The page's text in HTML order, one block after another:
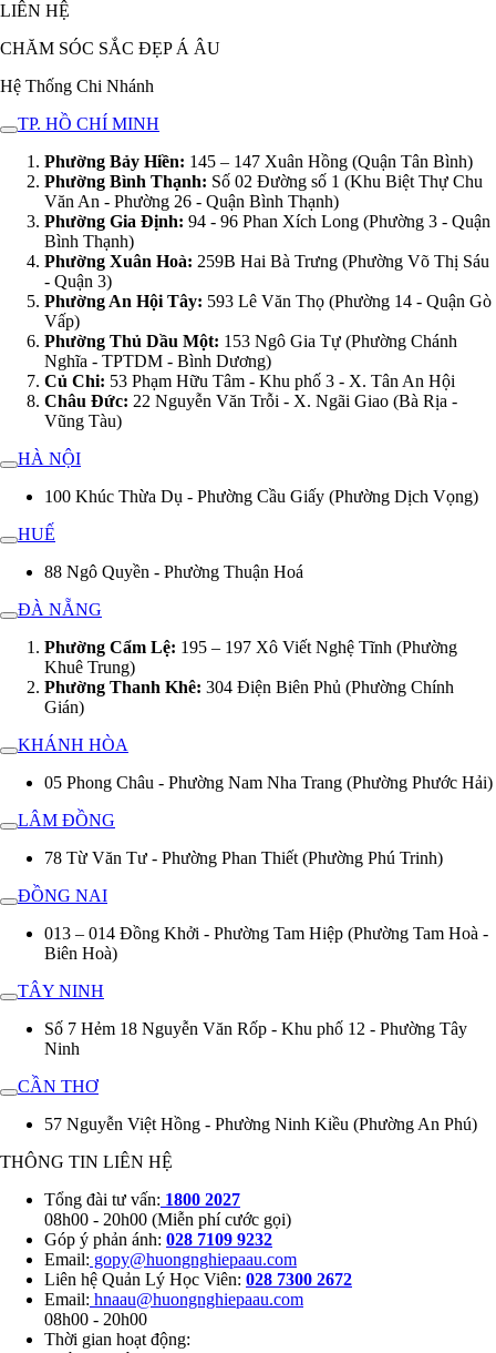
LIÊN HỆ
CHĂM SÓC SẮC ĐẸP Á ÂU
Hệ Thống Chi Nhánh
TP. HỒ CHÍ MINH
Phường Bảy Hiền: 145 – 147 Xuân Hồng (Quận Tân Bình)
Phường Bình Thạnh: Số 02 Đường số 1 (Khu Biệt Thự Chu
Văn An - Phường 26 - Quận Bình Thạnh)
Phường Gia Định: 94 - 96 Phan Xích Long (Phường 3 - Quận
Bình Thạnh)
Phường Xuân Hoà: 259B Hai Bà Trưng (Phường Võ Thị Sáu
- Quận 3)
Phường An Hội Tây: 593 Lê Văn Thọ (Phường 14 - Quận Gò
Vấp)
Phường Thủ Dầu Một: 153 Ngô Gia Tự (Phường Chánh
Nghĩa - TPTDM - Bình Dương)
Củ Chi: 53 Phạm Hữu Tâm - Khu phố 3 - X. Tân An Hội
Châu Đức: 22 Nguyễn Văn Trỗi - X. Ngãi Giao (Bà Rịa -
Vũng Tàu)
HÀ NỘI
100 Khúc Thừa Dụ - Phường Cầu Giấy (Phường Dịch Vọng)
HUẾ
88 Ngô Quyền - Phường Thuận Hoá
ĐÀ NẴNG
Phường Cẩm Lệ: 195 – 197 Xô Viết Nghệ Tĩnh (Phường
Khuê Trung)
Phường Thanh Khê: 304 Điện Biên Phủ (Phường Chính
Gián)
KHÁNH HÒA
05 Phong Châu - Phường Nam Nha Trang (Phường Phước Hải)
LÂM ĐỒNG
78 Từ Văn Tư - Phường Phan Thiết (Phường Phú Trinh)
ĐỒNG NAI
013 – 014 Đồng Khởi - Phường Tam Hiệp (Phường Tam Hoà -
Biên Hoà)
TÂY NINH
Số 7 Hẻm 18 Nguyễn Văn Rốp - Khu phố 12 - Phường Tây
Ninh
CẦN THƠ
57 Nguyễn Việt Hồng - Phường Ninh Kiều (Phường An Phú)
THÔNG TIN LIÊN HỆ
Tổng đài tư vấn: 1800 2027
08h00 - 20h00 (Miễn phí cước gọi)
Góp ý phản ánh: 028 7109 9232
Email: gopy@huongnghiepaau.com
Liên hệ Quản Lý Học Viên: 028 7300 2672
Email: hnaau@huongnghiepaau.com
08h00 - 20h00
Thời gian hoạt động: